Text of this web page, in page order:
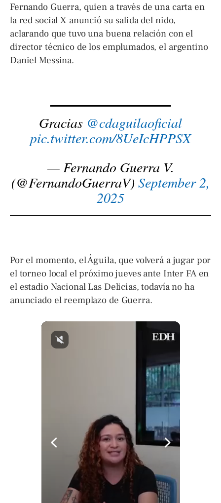
Fernando Guerra, quien a través de una carta en
la red social X anunció su salida del nido,
aclarando que tuvo una buena relación con el
director técnico de los emplumados, el argentino
Daniel Messina.
Gracias @cdaguilaoficial
pic.twitter.com/8UeIcHPPSX
— Fernando Guerra V.
(@FernandoGuerraV) September 2,
2025
Por el momento, el Águila, que volverá a jugar por
el torneo local el próximo jueves ante Inter FA en
el estadio Nacional Las Delicias, todavía no ha
anunciado el reemplazo de Guerra.